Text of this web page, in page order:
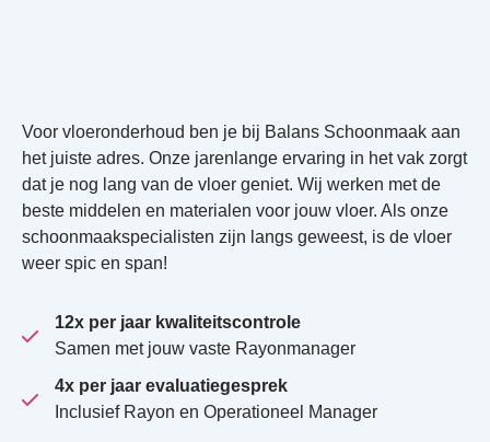
Voor vloeronderhoud ben je bij Balans Schoonmaak aan
het juiste adres. Onze jarenlange ervaring in het vak zorgt
dat je nog lang van de vloer geniet. Wij werken met de
beste middelen en materialen voor jouw vloer. Als onze
schoonmaakspecialisten zijn langs geweest, is de vloer
weer spic en span!
12x per jaar kwaliteitscontrole
Samen met jouw vaste Rayonmanager
4x per jaar evaluatiegesprek
Inclusief Rayon en Operationeel Manager